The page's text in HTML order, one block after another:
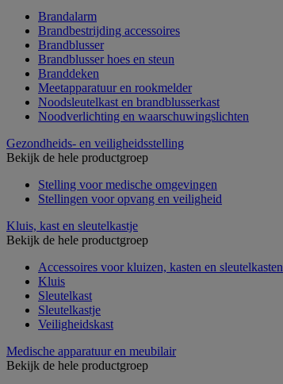
Brandalarm
Brandbestrijding accessoires
Brandblusser
Brandblusser hoes en steun
Branddeken
Meetapparatuur en rookmelder
Noodsleutelkast en brandblusserkast
Noodverlichting en waarschuwingslichten
Gezondheids- en veiligheidsstelling
Bekijk de hele productgroep
Stelling voor medische omgevingen
Stellingen voor opvang en veiligheid
Kluis, kast en sleutelkastje
Bekijk de hele productgroep
Accessoires voor kluizen, kasten en sleutelkasten
Kluis
Sleutelkast
Sleutelkastje
Veiligheidskast
Medische apparatuur en meubilair
Bekijk de hele productgroep